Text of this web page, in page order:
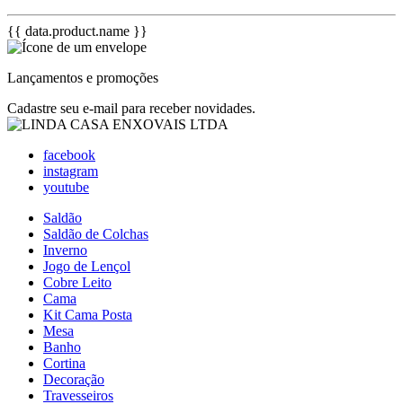
{{ data.product.name }}
Lançamentos e promoções
Cadastre seu e-mail para receber novidades.
facebook
instagram
youtube
Saldão
Saldão de Colchas
Inverno
Jogo de Lençol
Cobre Leito
Cama
Kit Cama Posta
Mesa
Banho
Cortina
Decoração
Travesseiros